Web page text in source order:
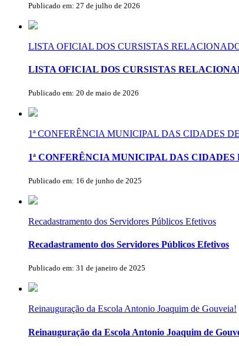
Publicado em: 27 de julho de 2026
LISTA OFICIAL DOS CURSISTAS
LISTA OFICIAL DOS CURSISTAS
Publicado em: 20 de maio de 2026
1ª CONFERÊNCIA MUNICIPAL DAS CIDADES
1ª CONFERÊNCIA MUNICIPAL DAS
Publicado em: 16 de junho de 2025
Recadastramento dos Servidores Públicos Efetivos
Recadastramento dos Servidores Públicos Efetivos
Publicado em: 31 de janeiro de 2025
Reinauguração da Escola Antonio Joaquim de Gouveia!
Reinauguração da Escola Antonio Joaquim de